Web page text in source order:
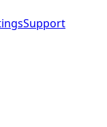
Support